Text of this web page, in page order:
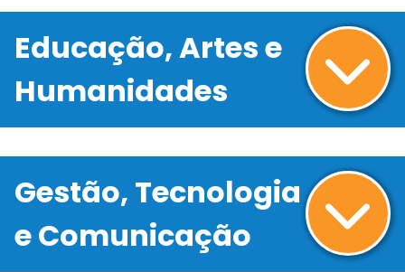
Educação, Artes e
Humanidades
Gestão, Tecnologia
e Comunicação